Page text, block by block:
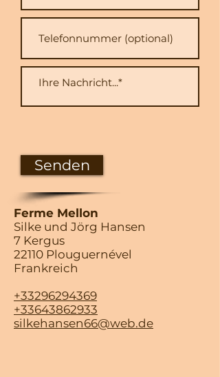
Senden
Ferme Mellon
Silke und Jörg Hansen
7 Kergus
22110 Plouguernével
Frankreich
+33296294369
+33643862933
silkehansen66@web.de